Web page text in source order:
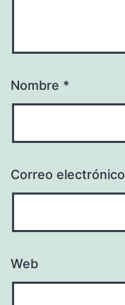
Nombre *
Correo electrónico
Web